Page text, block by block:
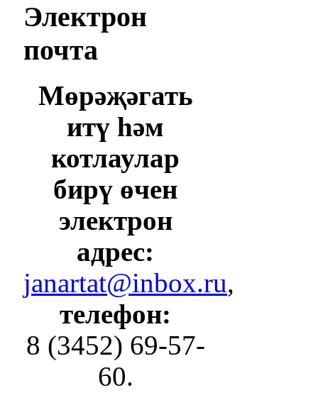
Электрон
почта
Мөрәҗәгать
итү һәм
котлаулар
бирү өчен
электрон
адрес:
janartat@inbox.ru,
телефон:
8 (3452) 69-57-
60.